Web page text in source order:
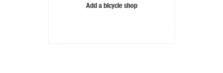
Add a bicycle shop